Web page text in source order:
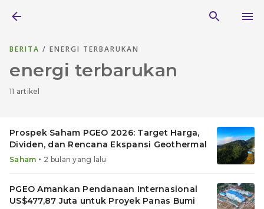
BERITA / ENERGI TERBARUKAN
energi terbarukan
11 artikel
Prospek Saham PGEO 2026: Target Harga,
Dividen, dan Rencana Ekspansi Geothermal
Saham • 2 bulan yang lalu
PGEO Amankan Pendanaan Internasional
US$477,87 Juta untuk Proyek Panas Bumi